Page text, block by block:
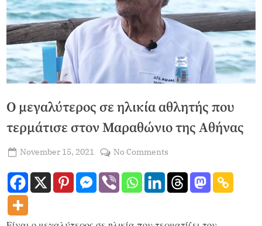
Ο μεγαλύτερος σε ηλικία αθλητής που
τερμάτισε στον Μαραθώνιο της Αθήνας
November 15, 2021
No Comments